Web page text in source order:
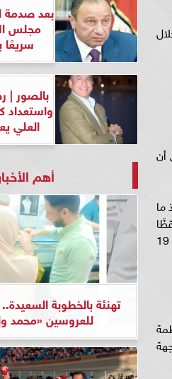
أن
ما
لها، أو لا يستجيب لها. وأعتقد أن جزءًا من ذلك هو التجريد المستمر من إنسانيتهم لهؤلاء السكان"الدكتورة تانيا الحاج حسن 19
مواجهة
بعد صدمة
مجلس
سريعًا
بالصور |
واستعداد
العلي
أهم
تهنئة بالخطوبة
للعروسين «محمد